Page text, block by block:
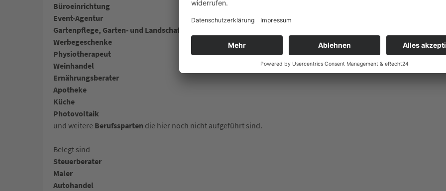
Büroeinrichtung
Event-Agentur
Gartenpflege, Garten- und Landschaftsbau
Werbegeschenke
Physiotherapeut
Weinhandel
Ernährungsberater
Apotheke
Küche
Photovoltaik
und weitere Berufssparten die hier noch nicht aufgeführt sind.
Belegt sind
Steuerberater
Maler
Autohandel